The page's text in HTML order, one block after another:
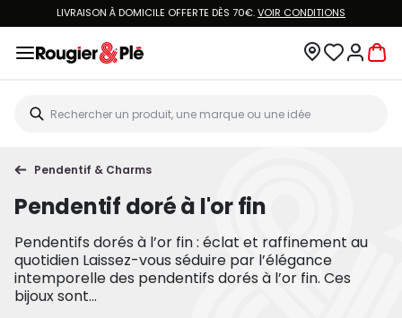
LIVRAISON À DOMICILE OFFERTE DÈS 70€.VOIR CONDITIONS
Pendentif & Charms
Pendentif doré à l'or fin
Pendentifs dorés à l’or fin : éclat et raffinement au
quotidien Laissez-vous séduire par l’élégance
intemporelle des pendentifs dorés à l’or fin. Ces
bijoux sont...